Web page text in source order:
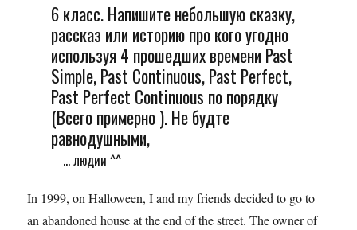
6 класс. Напишите небольшую сказку,
рассказ или историю про кого угодно
используя 4 прошедших времени Past
Simple, Past Continuous, Past Perfect,
Past Perfect Continuous по порядку
(Всего примерно ). Не будте
равнодушными,
... людии ^^
In 1999, on Halloween, I and my friends decided to go to
an abandoned house at the end of the street. The owner of